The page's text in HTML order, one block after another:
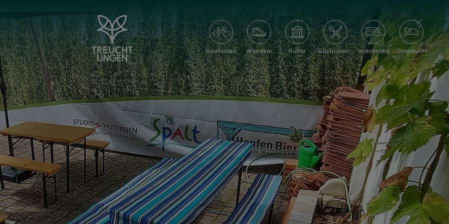
Radfahren Wandern Kultur Gastronomie Wohnmobil Unterkunft